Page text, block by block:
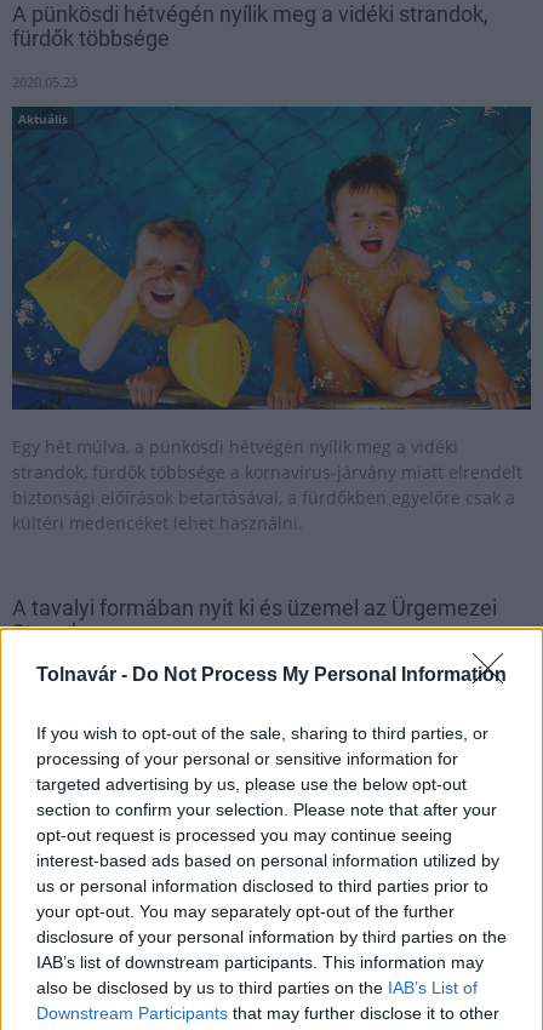
Tolnavár - Do Not Process My Personal Information
If you wish to opt-out of the sale, sharing to third parties, or
processing of your personal or sensitive information for
targeted advertising by us, please use the below opt-out
section to confirm your selection. Please note that after your
opt-out request is processed you may continue seeing
interest-based ads based on personal information utilized by
us or personal information disclosed to third parties prior to
your opt-out. You may separately opt-out of the further
disclosure of your personal information by third parties on the
IAB’s list of downstream participants. This information may
also be disclosed by us to third parties on the IAB’s List of
Downstream Participants that may further disclose it to other
A pünkösdi hétvégén nyílik meg a vidéki strandok,
fürdők többsége
2020.05.23
Aktuális
Egy hét múlva, a pünkösdi hétvégén nyílik meg a vidéki
strandok, fürdők többsége a kornavírus-járvány miatt elrendelt
biztonsági előírások betartásával, a fürdőkben egyelőre csak a
kültéri medencéket lehet használni.
A tavalyi formában nyit ki és üzemel az Ürgemezei
Strand
2026.05.14